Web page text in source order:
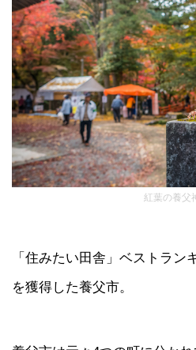
紅葉の養父
「住みたい田舎」ベストラン
を獲得した養父市。